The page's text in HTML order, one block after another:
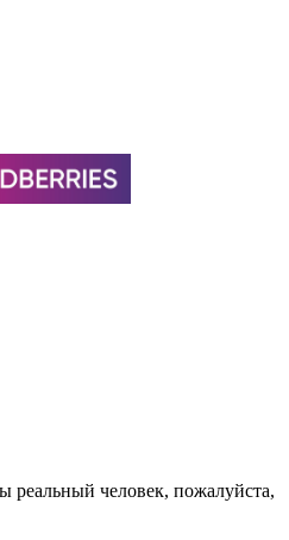
человек, пожалуйста,